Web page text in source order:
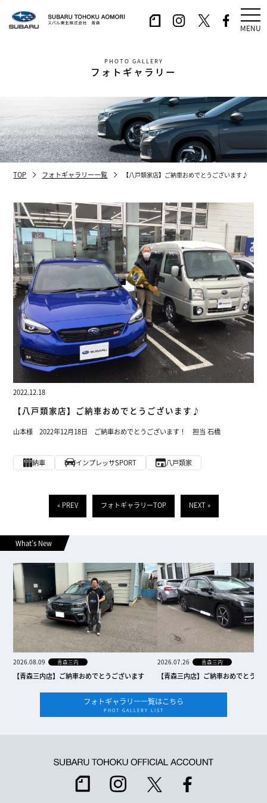
MENU
PHOTO GALLERY
フォトギャラリー
TOP フォトギャラリー一覧 【八戸類家店】ご納車おめでとうございます♪
2022.12.18
【八戸類家店】ご納車おめでとうございます♪
山本様 2022年12月18日 ご納車おめでとうございます！ 担当 石橋
納車 インプレッサSPORT 八戸類家
« PREV フォトギャラリーTOP NEXT »
What’s New
2026.08.09 青森三内
【青森三内店】ご納車おめでとうございます
2026.07.26 青森三内
【青森三内店】ご納車おめでとうご
フォトギャラリー一覧はこちら
PHOT GALLERY LIST